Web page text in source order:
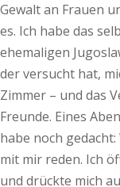
Gewalt an Frauen
es. Ich habe das
ehemaligen
der versucht hat,
Zimmer – und das
Freunde. Eines
habe noch
mit mir reden. Ich
und drückte mich